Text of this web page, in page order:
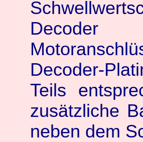
Decoder-
Teils
zusätzliche
neben dem